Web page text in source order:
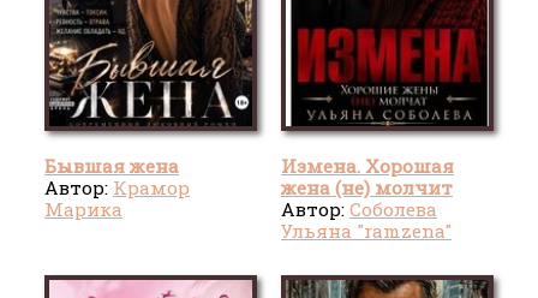
Бывшая жена
Автор: Крамор
Марика
Измена. Хорошая
жена (не) молчит
Автор: Соболева
Ульяна "ramzena"